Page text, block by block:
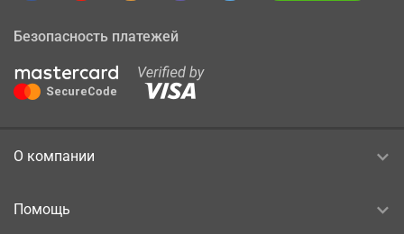
Безопасность платежей
О компании
Помощь